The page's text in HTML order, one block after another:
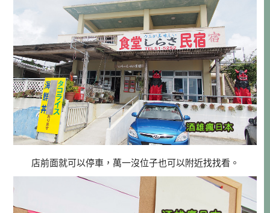
店前面就可以停車，萬一沒位子也可以附近找找看。